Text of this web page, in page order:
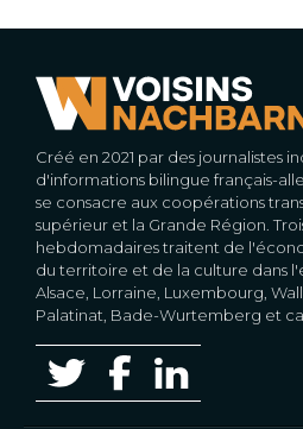
Créé en 2021 par des journalistes
d'informations bilingue français-
se consacre aux coopérations
supérieur et la Grande Région.
hebdomadaires traitent de
du territoire et de la culture dans
Alsace, Lorraine, Luxembourg,
Palatinat, Bade-Wurtemberg et